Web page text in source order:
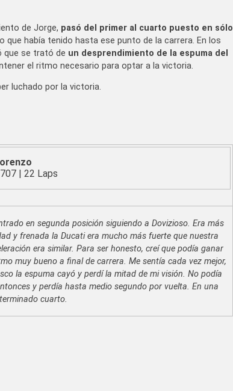
de Jorge, pasó del primer al cuarto puesto en sólo
que había tenido hasta ese punto de la carrera. En los
que se trató de un desprendimiento de la espuma del
el ritmo necesario para optar a la victoria.
luchado por la victoria.
22 Laps
en segunda posición siguiendo a Dovizioso. Era más
y frenada la Ducati era mucho más fuerte que nuestra
era similar. Para ser honesto, creí que podía ganar
muy bueno a final de carrera. Me sentía cada vez mejor,
la espuma cayó y perdí la mitad de mi visión. No podía
y perdía hasta medio segundo por vuelta. En una
cuarto.